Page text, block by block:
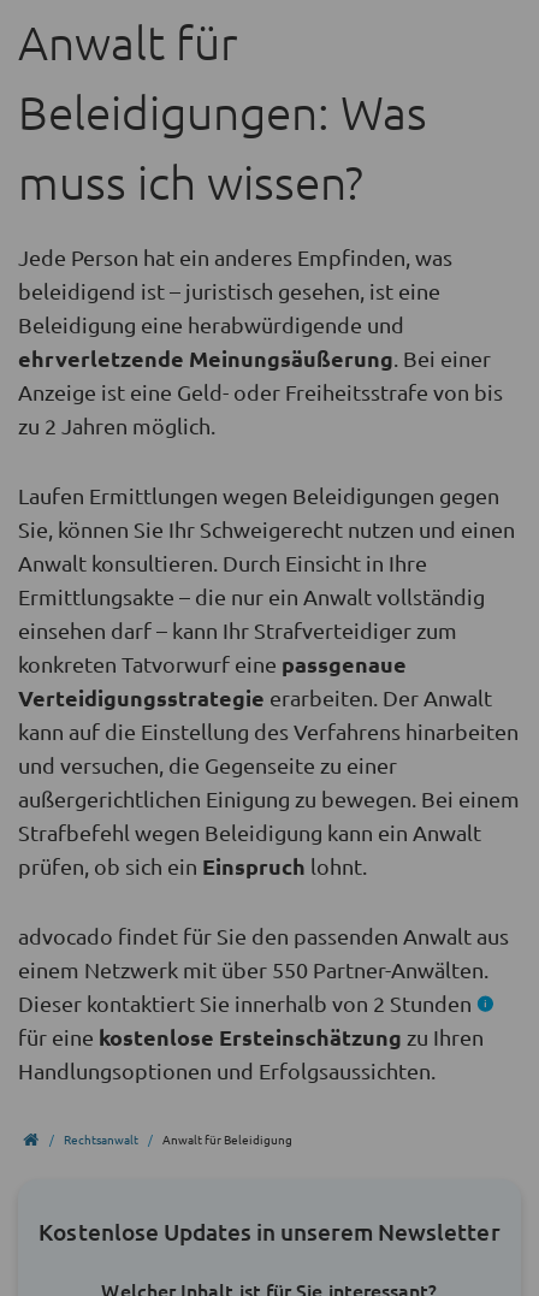
Anwalt für
Beleidigungen: Was
muss ich wissen?
Jede Person hat ein anderes Empfinden, was
beleidigend ist – juristisch gesehen, ist eine
Beleidigung eine herabwürdigende und
ehrverletzende Meinungsäußerung . Bei einer
Anzeige ist eine Geld- oder Freiheitsstrafe von bis
zu 2 Jahren möglich.
Laufen Ermittlungen wegen Beleidigungen gegen
Sie, können Sie Ihr Schweigerecht nutzen und einen
Anwalt konsultieren. Durch Einsicht in Ihre
Ermittlungsakte – die nur ein Anwalt vollständig
einsehen darf – kann Ihr Strafverteidiger zum
konkreten Tatvorwurf eine passgenaue
Verteidigungsstrategie erarbeiten. Der Anwalt
kann auf die Einstellung des Verfahrens hinarbeiten
und versuchen, die Gegenseite zu einer
außergerichtlichen Einigung zu bewegen. Bei einem
Strafbefehl wegen Beleidigung kann ein Anwalt
prüfen, ob sich ein Einspruch lohnt.
advocado findet für Sie den passenden Anwalt aus
einem Netzwerk mit über 550 Partner-Anwälten.
Dieser kontaktiert Sie innerhalb von 2 Stunden
für eine kostenlose Ersteinschätzung zu Ihren
Handlungsoptionen und Erfolgsaussichten.
Rechtsanwalt Anwalt für Beleidigung
Kostenlose Updates in unserem Newsletter
Welcher Inhalt ist für Sie interessant?